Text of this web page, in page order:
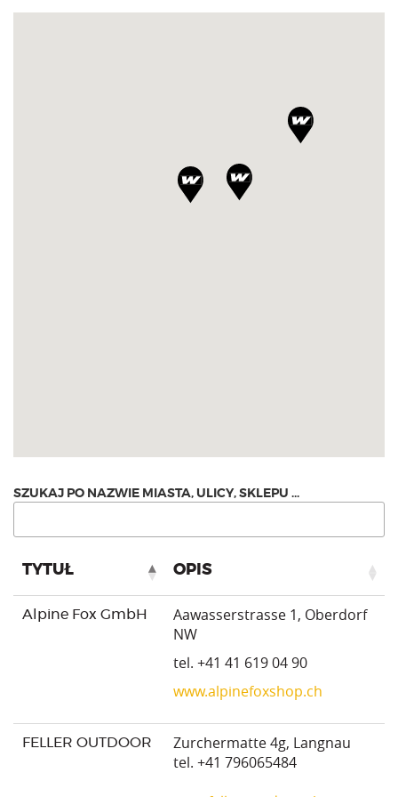
TYTUŁ OPIS
Alpine Fox GmbH
Aawasserstrasse 1, Oberdorf
NW
tel. +41 41 619 04 90
www.alpinefoxshop.ch
FELLER OUTDOOR
Zurchermatte 4g, Langnau
tel. +41 796065484